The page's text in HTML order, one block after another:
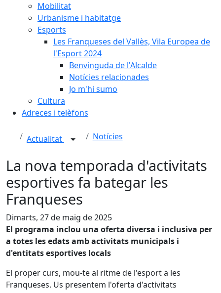
Mobilitat
Urbanisme i habitatge
Esports
Les Franqueses del Vallès, Vila Europea de
l'Esport 2024
Benvinguda de l'Alcalde
Notícies relacionades
Jo m'hi sumo
Cultura
Adreces i telèfons
Actualitat Notícies
La nova temporada d'activitats
esportives fa bategar les
Franqueses
Dimarts, 27 de maig de 2025
El programa inclou una oferta diversa i inclusiva per
a totes les edats amb activitats municipals i
d'entitats esportives locals
El proper curs, mou-te al ritme de l'esport a les
Franqueses. Us presentem l'oferta d'activitats